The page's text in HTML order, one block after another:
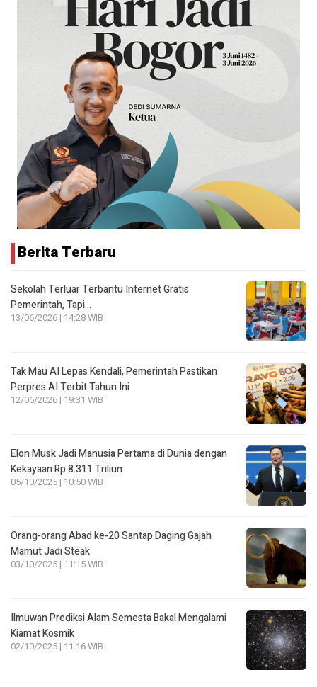
Berita Terbaru
Sekolah Terluar Terbantu Internet Gratis
Pemerintah, Tapi…
13/06/2026 | 14:28 WIB
Tak Mau AI Lepas Kendali, Pemerintah Pastikan
Perpres AI Terbit Tahun Ini
12/06/2026 | 19:31 WIB
Elon Musk Jadi Manusia Pertama di Dunia dengan
Kekayaan Rp 8.311 Triliun
05/10/2025 | 10:50 WIB
Orang-orang Abad ke-20 Santap Daging Gajah
Mamut Jadi Steak
03/10/2025 | 11:15 WIB
Ilmuwan Prediksi Alam Semesta Bakal Mengalami
Kiamat Kosmik
02/10/2025 | 11:16 WIB